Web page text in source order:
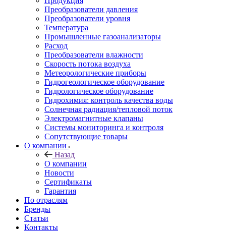
Преобразователи давления
Преобразователи уровня
Температура
Промышленные газоанализаторы
Расход
Преобразователи влажности
Скорость потока воздуха
Метеорологические приборы
Гидрогеологическое оборудование
Гидрологическое оборудование
Гидрохимия: контроль качества воды
Солнечная радиация/тепловой поток
Электромагнитные клапаны
Системы мониторинга и контроля
Сопутствующие товары
О компании
Назад
О компании
Новости
Сертификаты
Гарантия
По отраслям
Бренды
Статьи
Контакты